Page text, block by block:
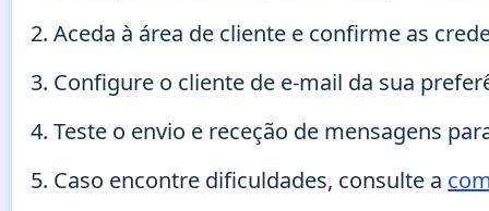
Aceda à área de cliente e confirme as
Configure o cliente de e-mail da sua
Teste o envio e receção de mensagens
Caso encontre dificuldades, consulte a